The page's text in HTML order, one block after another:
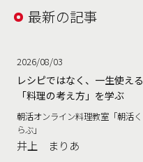
最新の記事
2026/08/03
レシピではなく、一生使える
「料理の考え方」を学ぶ
朝活オンライン料理教室「朝活く
らぶ」
井上 まりあ